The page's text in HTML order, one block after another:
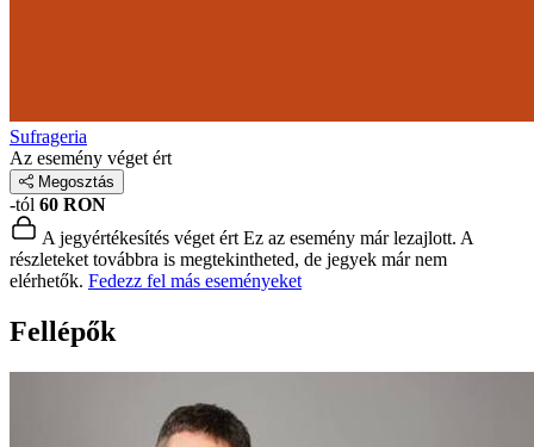
Sufrageria
Az esemény véget ért
Megosztás
-tól 60 RON
A jegyértékesítés véget ért Ez az esemény már lezajlott. A
részleteket továbbra is megtekintheted, de jegyek már nem
elérhetők. Fedezz fel más eseményeket
Fellépők